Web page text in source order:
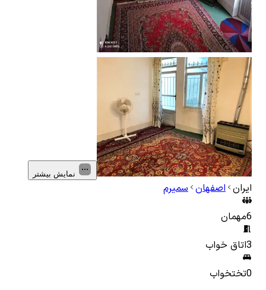
نمایش بیشتر
ایران اصفهان سمیرم
6مهمان
3اتاق خواب
0تختخواب